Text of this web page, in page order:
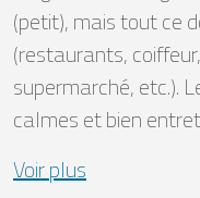
(petit), mais tout ce
(restaurants,
supermarché, etc.).
calmes et bien
Voir plus